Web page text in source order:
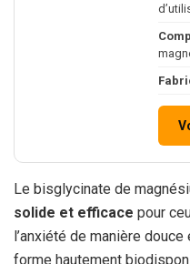
Le bisglycinate de
solide et efficace pour
l’anxiété de manière
forme hautement